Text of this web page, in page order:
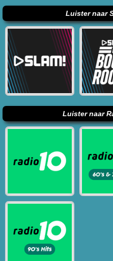
Luister naar
Luister naar